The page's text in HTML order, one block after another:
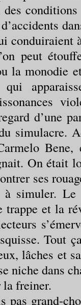
peut
la monodie
qui
d’une
Bene,
On était
ses
à simuler.
trappe et la
Tout
lâches et
niche dans
la freiner.
pas grand-